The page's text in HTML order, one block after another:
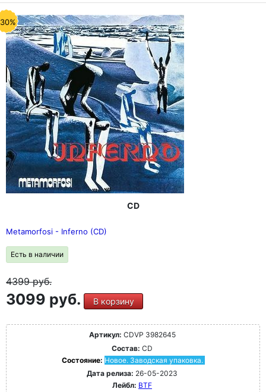
CD
Metamorfosi - Inferno (CD)
Есть в наличии
4399руб.
3099 руб. В корзину
Артикул: CDVP 3982645
Состав: CD
Состояние: Новое. Заводская упаковка.
Дата релиза: 26-05-2023
Лейбл: BTF